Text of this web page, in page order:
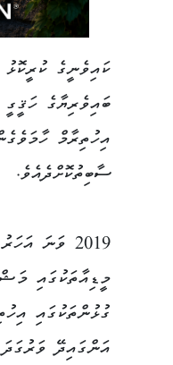
ކައިވެނީގެ
ބައިވެރިޔާގެ
އިހުތިރާމް
ސާބިތުކޮށްދެއެވެ.
2019
މީޑިއާތަކުގައި
ގުޅުންތަކުގައި
އަންގައިދޭ